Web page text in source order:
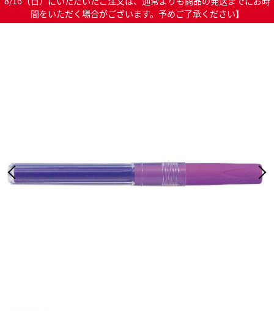
間をいただく場合がございます。予めご了承ください】